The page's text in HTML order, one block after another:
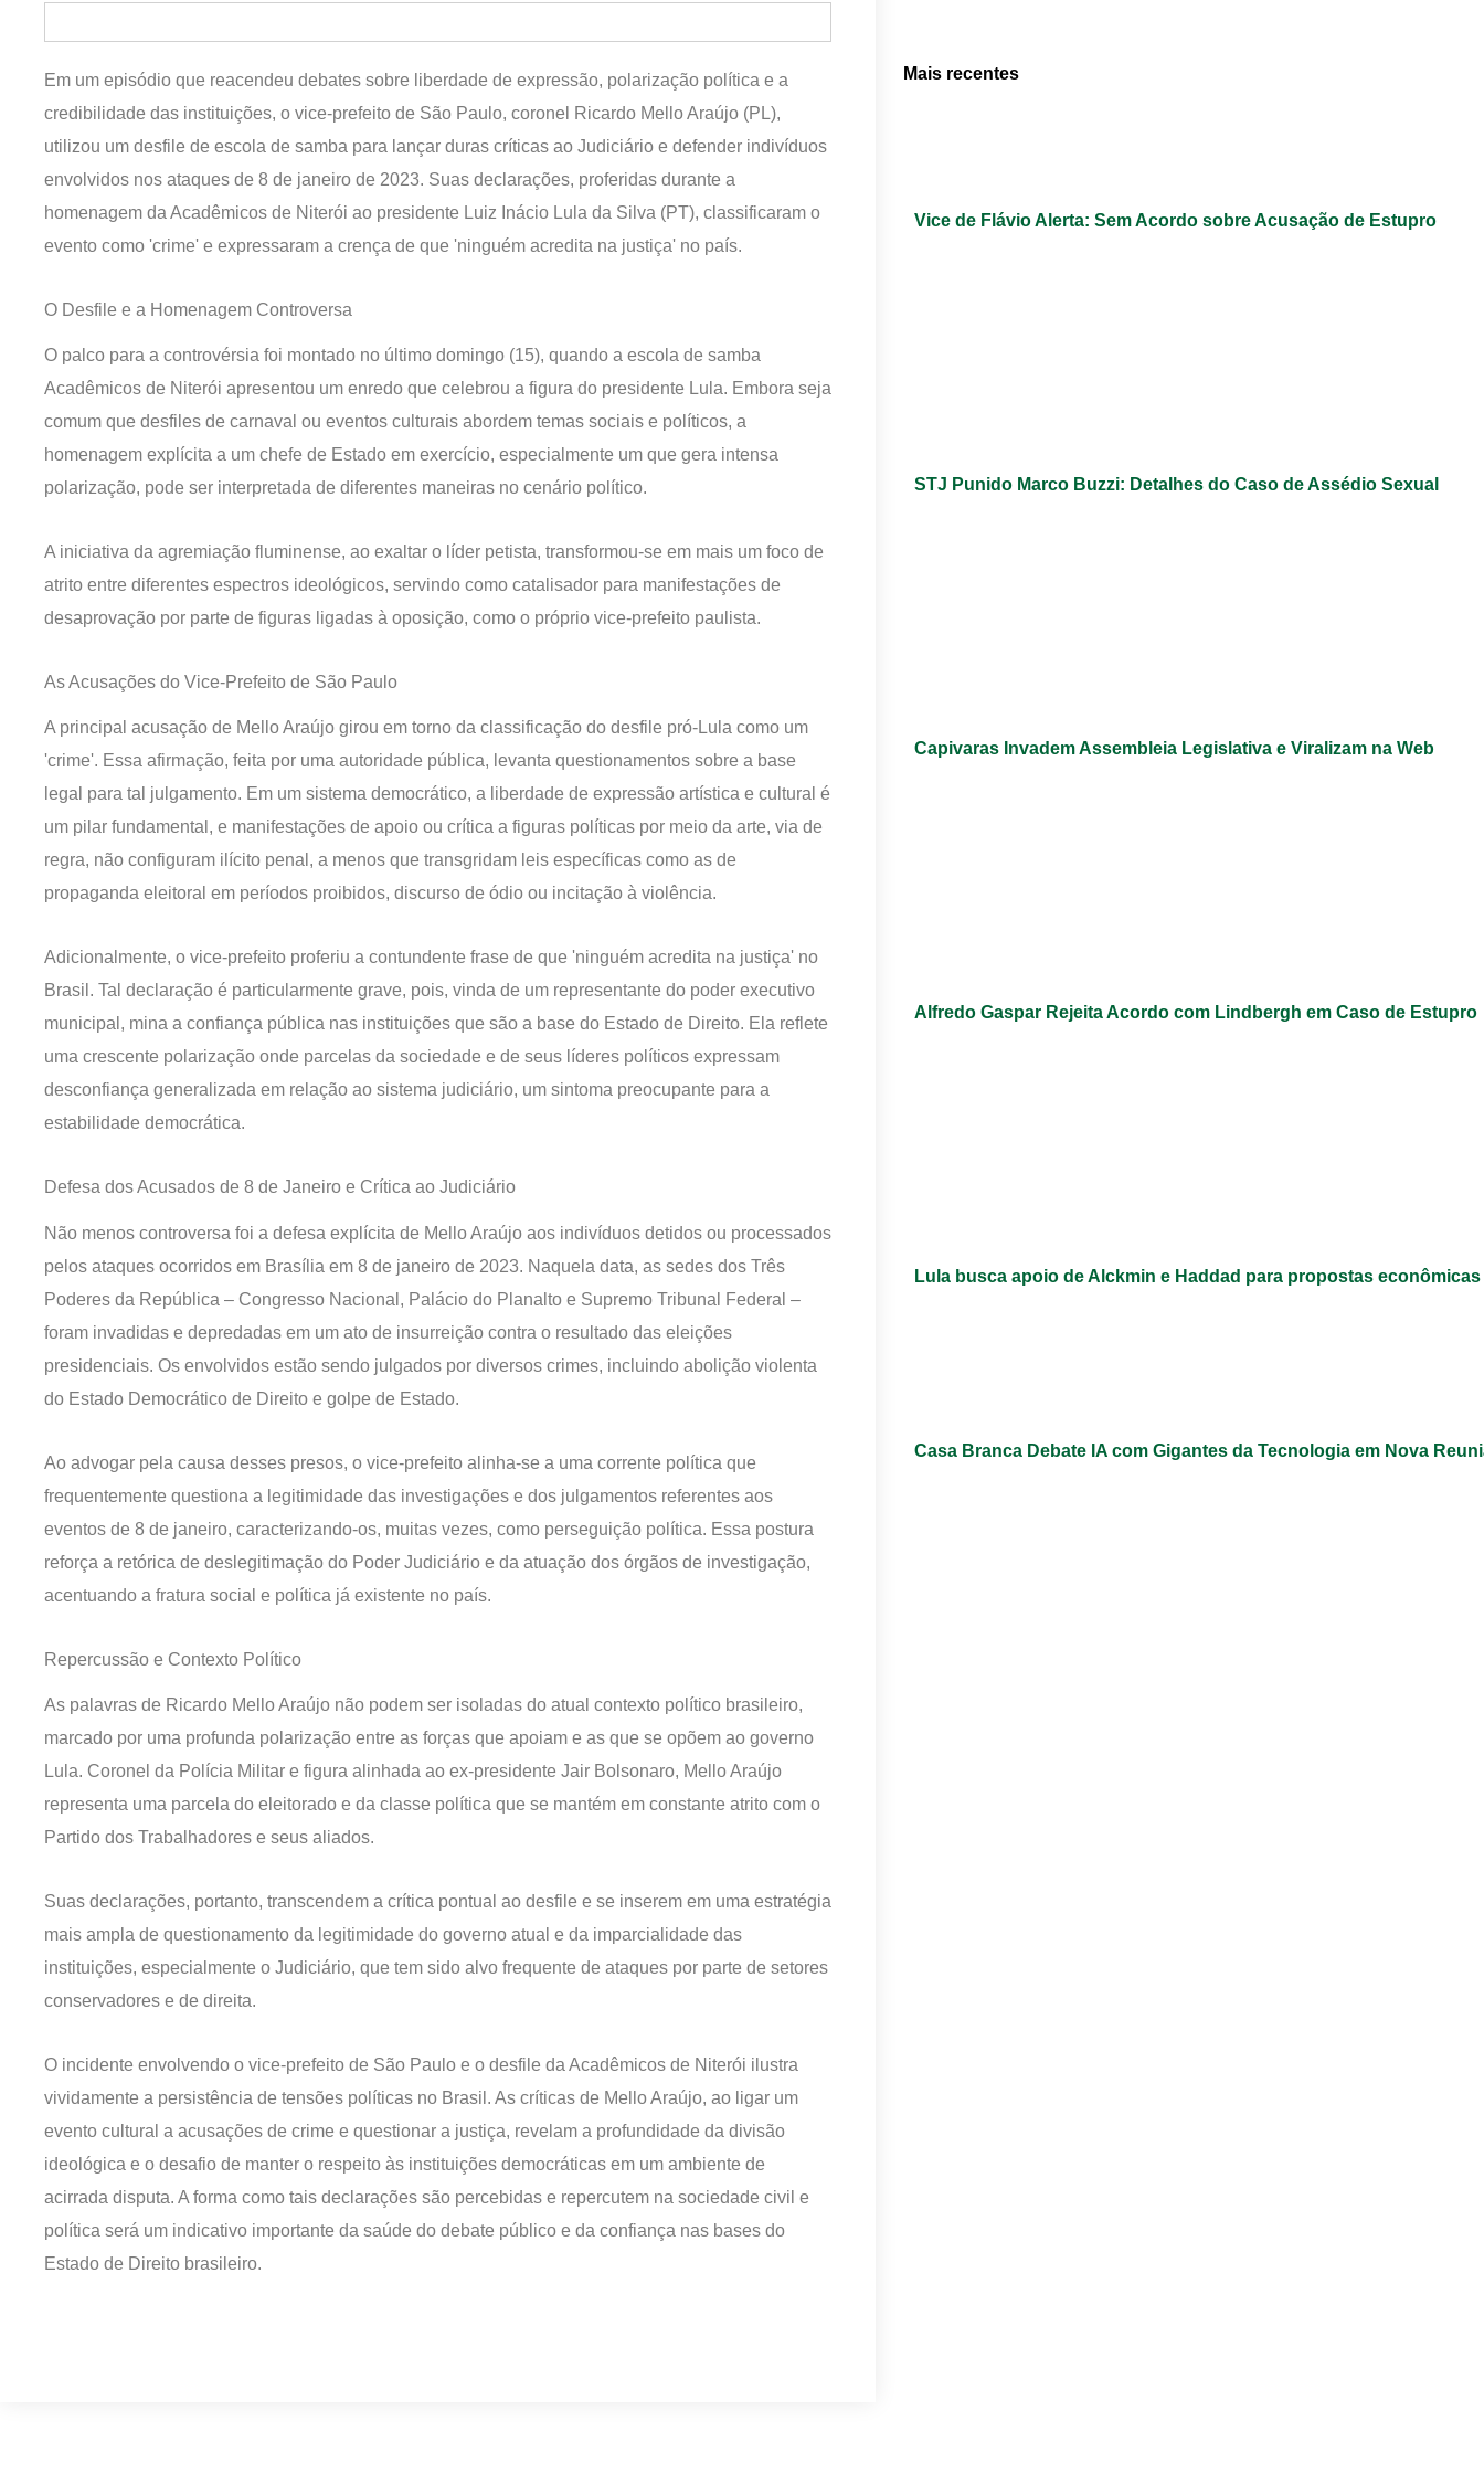
Em um episódio que reacendeu debates sobre liberdade de expressão, polarização política e a
credibilidade das instituições, o vice-prefeito de São Paulo, coronel Ricardo Mello Araújo (PL),
utilizou um desfile de escola de samba para lançar duras críticas ao Judiciário e defender indivíduos
envolvidos nos ataques de 8 de janeiro de 2023. Suas declarações, proferidas durante a
homenagem da Acadêmicos de Niterói ao presidente Luiz Inácio Lula da Silva (PT), classificaram o
evento como 'crime' e expressaram a crença de que 'ninguém acredita na justiça' no país.
O Desfile e a Homenagem Controversa
O palco para a controvérsia foi montado no último domingo (15), quando a escola de samba
Acadêmicos de Niterói apresentou um enredo que celebrou a figura do presidente Lula. Embora seja
comum que desfiles de carnaval ou eventos culturais abordem temas sociais e políticos, a
homenagem explícita a um chefe de Estado em exercício, especialmente um que gera intensa
polarização, pode ser interpretada de diferentes maneiras no cenário político.
A iniciativa da agremiação fluminense, ao exaltar o líder petista, transformou-se em mais um foco de
atrito entre diferentes espectros ideológicos, servindo como catalisador para manifestações de
desaprovação por parte de figuras ligadas à oposição, como o próprio vice-prefeito paulista.
As Acusações do Vice-Prefeito de São Paulo
A principal acusação de Mello Araújo girou em torno da classificação do desfile pró-Lula como um
'crime'. Essa afirmação, feita por uma autoridade pública, levanta questionamentos sobre a base
legal para tal julgamento. Em um sistema democrático, a liberdade de expressão artística e cultural é
um pilar fundamental, e manifestações de apoio ou crítica a figuras políticas por meio da arte, via de
regra, não configuram ilícito penal, a menos que transgridam leis específicas como as de
propaganda eleitoral em períodos proibidos, discurso de ódio ou incitação à violência.
Adicionalmente, o vice-prefeito proferiu a contundente frase de que 'ninguém acredita na justiça' no
Brasil. Tal declaração é particularmente grave, pois, vinda de um representante do poder executivo
municipal, mina a confiança pública nas instituições que são a base do Estado de Direito. Ela reflete
uma crescente polarização onde parcelas da sociedade e de seus líderes políticos expressam
desconfiança generalizada em relação ao sistema judiciário, um sintoma preocupante para a
estabilidade democrática.
Defesa dos Acusados de 8 de Janeiro e Crítica ao Judiciário
Não menos controversa foi a defesa explícita de Mello Araújo aos indivíduos detidos ou processados
pelos ataques ocorridos em Brasília em 8 de janeiro de 2023. Naquela data, as sedes dos Três
Poderes da República – Congresso Nacional, Palácio do Planalto e Supremo Tribunal Federal –
foram invadidas e depredadas em um ato de insurreição contra o resultado das eleições
presidenciais. Os envolvidos estão sendo julgados por diversos crimes, incluindo abolição violenta
do Estado Democrático de Direito e golpe de Estado.
Ao advogar pela causa desses presos, o vice-prefeito alinha-se a uma corrente política que
frequentemente questiona a legitimidade das investigações e dos julgamentos referentes aos
eventos de 8 de janeiro, caracterizando-os, muitas vezes, como perseguição política. Essa postura
reforça a retórica de deslegitimação do Poder Judiciário e da atuação dos órgãos de investigação,
acentuando a fratura social e política já existente no país.
Repercussão e Contexto Político
As palavras de Ricardo Mello Araújo não podem ser isoladas do atual contexto político brasileiro,
marcado por uma profunda polarização entre as forças que apoiam e as que se opõem ao governo
Lula. Coronel da Polícia Militar e figura alinhada ao ex-presidente Jair Bolsonaro, Mello Araújo
representa uma parcela do eleitorado e da classe política que se mantém em constante atrito com o
Partido dos Trabalhadores e seus aliados.
Suas declarações, portanto, transcendem a crítica pontual ao desfile e se inserem em uma estratégia
mais ampla de questionamento da legitimidade do governo atual e da imparcialidade das
instituições, especialmente o Judiciário, que tem sido alvo frequente de ataques por parte de setores
conservadores e de direita.
O incidente envolvendo o vice-prefeito de São Paulo e o desfile da Acadêmicos de Niterói ilustra
vividamente a persistência de tensões políticas no Brasil. As críticas de Mello Araújo, ao ligar um
evento cultural a acusações de crime e questionar a justiça, revelam a profundidade da divisão
ideológica e o desafio de manter o respeito às instituições democráticas em um ambiente de
acirrada disputa. A forma como tais declarações são percebidas e repercutem na sociedade civil e
política será um indicativo importante da saúde do debate público e da confiança nas bases do
Estado de Direito brasileiro.
Mais recentes
Vice de Flávio Alerta: Sem Acordo sobre Acusação de Estupro
STJ Punido Marco Buzzi: Detalhes do Caso de Assédio Sexual
Capivaras Invadem Assembleia Legislativa e Viralizam na Web
Alfredo Gaspar Rejeita Acordo com Lindbergh em Caso de Estupro
Lula busca apoio de Alckmin e Haddad para propostas econômicas
Casa Branca Debate IA com Gigantes da Tecnologia em Nova